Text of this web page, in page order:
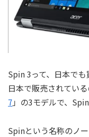
Spin 3って、日本でも
日本で販売されてい
7 」の3モデルで、
Spinという名称のノ